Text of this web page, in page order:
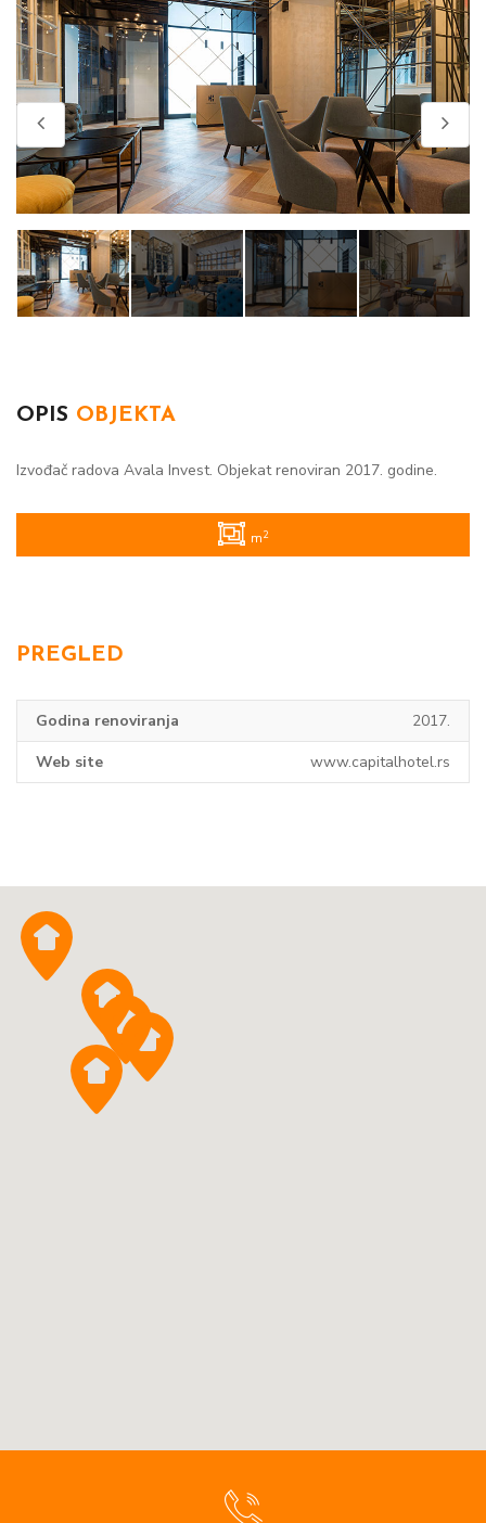
OPIS OBJEKTA
Izvođač radova Avala Invest. Objekat renoviran 2017. godine.
m2
PREGLED
Godina renoviranja
2017.
Web site
www.capitalhotel.rs